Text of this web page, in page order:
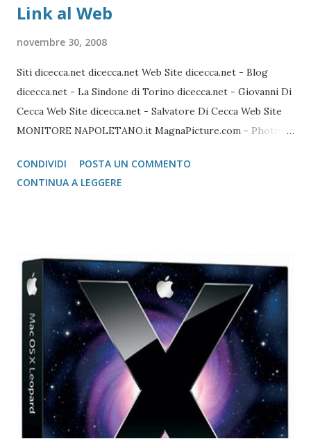
Link al Web
novembre 30, 2008
Siti dicecca.net dicecca.net Web Site dicecca.net - Blog
dicecca.net - La Sindone di Torino dicecca.net - Giovanni Di
Cecca Web Site dicecca.net - Salvatore Di Cecca Web Site
MONITORE NAPOLETANO.it MagnaPicture.com - Photo
Mozilla FireFox / Thunderbird / FileZilla Portable FireFox
Download localizzati FireFox Portable - Pagina download
copia gratuita per 1 anno Adobe Reader Get Adobe Acrobat
e Adobe Reader Cartella tutte le versioni Adobe Reader da
scaricare offline Microsoft 365 Accedere ad area riservata
Microsoft 365 Scarica Office (365 o versione unica) dal Sito
Microsoft Windows 365 VideoLAN VLC Video Player Pagina
di Download di VLC Pix Resizer for Windows Pagina
dell'autore del progr...
CONDIVIDI
POSTA UN COMMENTO
CONTINUA A LEGGERE